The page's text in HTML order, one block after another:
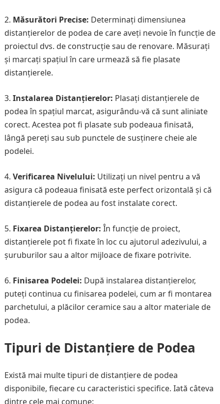
2. Măsurători Precise: Determinați dimensiunea
distanțierelor de podea de care aveți nevoie în funcție de
proiectul dvs. de construcție sau de renovare. Măsurați
și marcați spațiul în care urmează să fie plasate
distanțierele.
3. Instalarea Distanțierelor: Plasați distanțierele de
podea în spațiul marcat, asigurându-vă că sunt aliniate
corect. Acestea pot fi plasate sub podeaua finisată,
lângă pereți sau sub punctele de susținere cheie ale
podelei.
4. Verificarea Nivelului: Utilizați un nivel pentru a vă
asigura că podeaua finisată este perfect orizontală și că
distanțierele de podea au fost instalate corect.
5. Fixarea Distanțierelor: În funcție de proiect,
distanțierele pot fi fixate în loc cu ajutorul adezivului, a
șuruburilor sau a altor mijloace de fixare potrivite.
6. Finisarea Podelei: După instalarea distanțierelor,
puteți continua cu finisarea podelei, cum ar fi montarea
parchetului, a plăcilor ceramice sau a altor materiale de
podea.
Tipuri de Distanțiere de Podea
Există mai multe tipuri de distanțiere de podea
disponibile, fiecare cu caracteristici specifice. Iată câteva
dintre cele mai comune: